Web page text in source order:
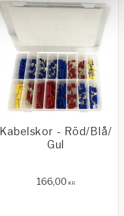
Kabelskor - Röd/Blå/
Gul
166,00 KR